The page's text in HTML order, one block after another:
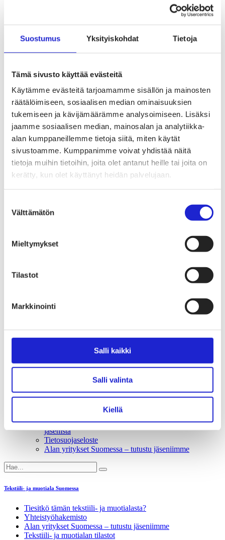
Suostumus Yksityiskohdat Tietoja
Tämä sivusto käyttää evästeitä
Käytämme evästeitä tarjoamamme sisällön ja mainosten
räätälöimiseen, sosiaalisen median ominaisuuksien
tukemiseen ja kävijämäärämme analysoimiseen. Lisäksi
jaamme sosiaalisen median, mainosalan ja analytiikka-
alan kumppaneillemme tietoja siitä, miten käytät
sivustoamme. Kumppanimme voivat yhdistää näitä
tietoja muihin tietoihin, joita olet antanut heille tai joita on
kerätty, kun olet käyttänyt heidän palvelujaan.
valinta
Välttämätön
Mieltymykset
Tilastot
Markkinointi
Salli kaikki
Salli valinta
Kiellä
EU-vaalit 2024: Reilut pelisäännöt turvaavat
Suomesta tekstiilialan kiertotalouden &
vastuullisuuden suunnannäyttäjä
Tekstiili- ja muotiala tarvitsee monipuolista
osaamista
Tekstiiliala on tärkeä osa Suomen
huoltovarmuutta
Luodaan kannusteet kuluttajan vihreään
siirtymään
EU-vaikuttaminen
Tekstiilimerkintäuudistus (TLR)
Digitaalinen tuotepassi
Tekstiilien tuottajavastuu (EPR)
Vaikuttajaryhmät jäsenyrityksille
Kansainvälinen liiketoiminta ja rahoitus -
Kestävä tuotepolitiikka​ -vaikuttajaryhmä
Tule jäseneksi
Suomen Tekstiili & Muodin jäsenyysmuodot
Liity startup-jäseneksi
Liity kumppani­jäseneksi
Suomen Tekstiili & Muoti
Liiton henkilöstö & yhteystiedot
Suomen Tekstiili & Muoti 120 vuotta
Tilastoja Suomen Tekstiili & Muoti ry:stä ja sen
jäsenistä
Tietosuojaseloste
Alan yritykset Suomessa – tutustu jäseniimme
Tekstiili- ja muotiala Suomessa
Tiesitkö tämän tekstiili- ja muotialasta?
Yhteistyö­hakemisto
Alan yritykset Suomessa – tutustu jäseniimme
Tekstiili- ja muotialan tilastot